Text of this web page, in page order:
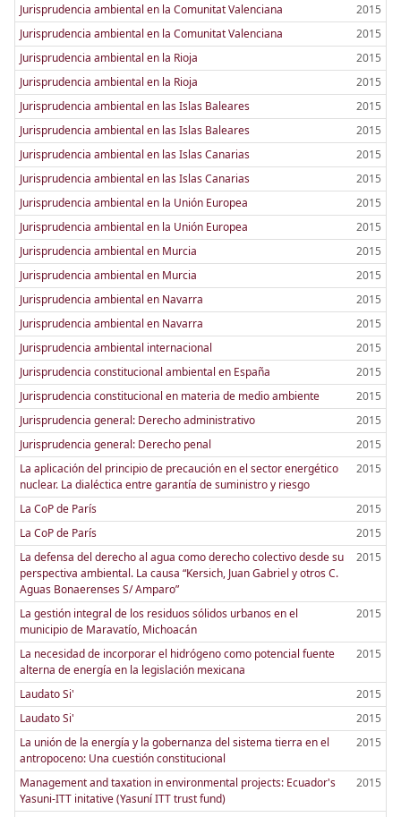
Jurisprudencia ambiental en la Comunitat Valenciana
2015
Jurisprudencia ambiental en la Comunitat Valenciana
2015
Jurisprudencia ambiental en la Rioja
2015
Jurisprudencia ambiental en la Rioja
2015
Jurisprudencia ambiental en las Islas Baleares
2015
Jurisprudencia ambiental en las Islas Baleares
2015
Jurisprudencia ambiental en las Islas Canarias
2015
Jurisprudencia ambiental en las Islas Canarias
2015
Jurisprudencia ambiental en la Unión Europea
2015
Jurisprudencia ambiental en la Unión Europea
2015
Jurisprudencia ambiental en Murcia
2015
Jurisprudencia ambiental en Murcia
2015
Jurisprudencia ambiental en Navarra
2015
Jurisprudencia ambiental en Navarra
2015
Jurisprudencia ambiental internacional
2015
Jurisprudencia constitucional ambiental en España
2015
Jurisprudencia constitucional en materia de medio ambiente
2015
Jurisprudencia general: Derecho administrativo
2015
Jurisprudencia general: Derecho penal
2015
La aplicación del principio de precaución en el sector energético
nuclear. La dialéctica entre garantía de suministro y riesgo
2015
La CoP de París
2015
La CoP de París
2015
La defensa del derecho al agua como derecho colectivo desde su
perspectiva ambiental. La causa “Kersich, Juan Gabriel y otros C.
Aguas Bonaerenses S/ Amparo”
2015
La gestión integral de los residuos sólidos urbanos en el
municipio de Maravatío, Michoacán
2015
La necesidad de incorporar el hidrógeno como potencial fuente
alterna de energía en la legislación mexicana
2015
Laudato Si'
2015
Laudato Si'
2015
La unión de la energía y la gobernanza del sistema tierra en el
antropoceno: Una cuestión constitucional
2015
Management and taxation in environmental projects: Ecuador's
Yasuni-ITT initative (Yasuní ITT trust fund)
2015